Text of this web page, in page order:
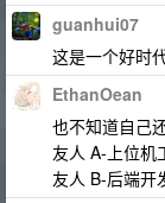
guanhui07
这是一个好时
EthanOean
也不知道自己
友人 A-上位机
友人 B-后端开